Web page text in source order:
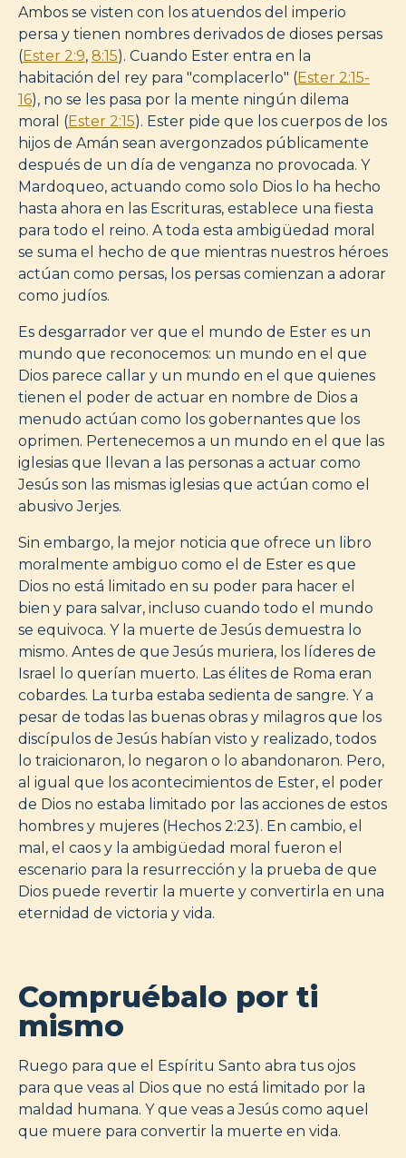
Ambos se visten con los atuendos del imperio
persa y tienen nombres derivados de dioses persas
(Ester 2:9, 8:15). Cuando Ester entra en la
habitación del rey para "complacerlo" (Ester 2:15-
16), no se les pasa por la mente ningún dilema
moral (Ester 2:15). Ester pide que los cuerpos de los
hijos de Amán sean avergonzados públicamente
después de un día de venganza no provocada. Y
Mardoqueo, actuando como solo Dios lo ha hecho
hasta ahora en las Escrituras, establece una fiesta
para todo el reino. A toda esta ambigüedad moral
se suma el hecho de que mientras nuestros héroes
actúan como persas, los persas comienzan a adorar
como judíos.
Es desgarrador ver que el mundo de Ester es un
mundo que reconocemos: un mundo en el que
Dios parece callar y un mundo en el que quienes
tienen el poder de actuar en nombre de Dios a
menudo actúan como los gobernantes que los
oprimen. Pertenecemos a un mundo en el que las
iglesias que llevan a las personas a actuar como
Jesús son las mismas iglesias que actúan como el
abusivo Jerjes.
Sin embargo, la mejor noticia que ofrece un libro
moralmente ambiguo como el de Ester es que
Dios no está limitado en su poder para hacer el
bien y para salvar, incluso cuando todo el mundo
se equivoca. Y la muerte de Jesús demuestra lo
mismo. Antes de que Jesús muriera, los líderes de
Israel lo querían muerto. Las élites de Roma eran
cobardes. La turba estaba sedienta de sangre. Y a
pesar de todas las buenas obras y milagros que los
discípulos de Jesús habían visto y realizado, todos
lo traicionaron, lo negaron o lo abandonaron. Pero,
al igual que los acontecimientos de Ester, el poder
de Dios no estaba limitado por las acciones de estos
hombres y mujeres (Hechos 2:23). En cambio, el
mal, el caos y la ambigüedad moral fueron el
escenario para la resurrección y la prueba de que
Dios puede revertir la muerte y convertirla en una
eternidad de victoria y vida.
Compruébalo por ti
mismo
Ruego para que el Espíritu Santo abra tus ojos
para que veas al Dios que no está limitado por la
maldad humana. Y que veas a Jesús como aquel
que muere para convertir la muerte en vida.